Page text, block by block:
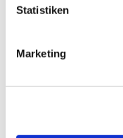
Statistiken
Marketing